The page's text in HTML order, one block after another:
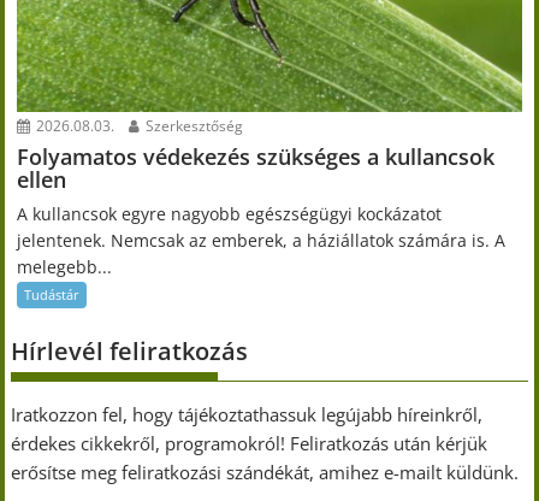
2026.08.03. Szerkesztőség
Folyamatos védekezés szükséges a kullancsok
ellen
A kullancsok egyre nagyobb egészségügyi kockázatot
jelentenek. Nemcsak az emberek, a háziállatok számára is. A
melegebb...
Tudástár
Hírlevél feliratkozás
Iratkozzon fel, hogy tájékoztathassuk legújabb híreinkről,
érdekes cikkekről, programokról! Feliratkozás után kérjük
erősítse meg feliratkozási szándékát, amihez e-mailt küldünk.